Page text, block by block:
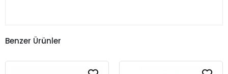
Benzer Ürünler